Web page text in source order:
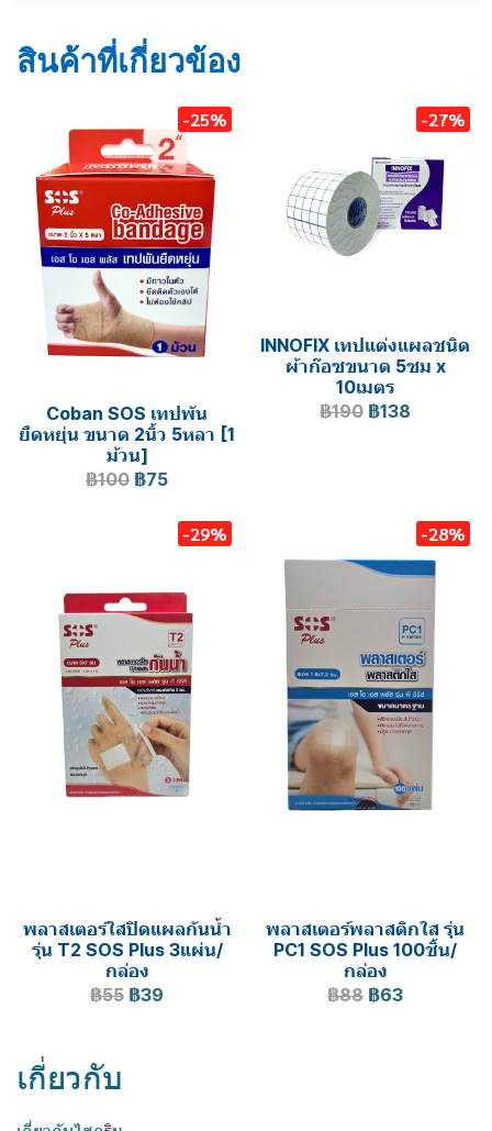
สินค้าที่เกี่ยวข้อง
-25%
Coban SOS เทปพัน
ยืดหยุ่น ขนาด 2นิ้ว 5หลา [1
ม้วน]
฿100 ฿75
-27%
INNOFIX เทปแต่งแผลชนิด
ผ้าก๊อซขนาด 5ซม x
10เมตร
฿190 ฿138
-29%
พลาสเตอร์ใสปิดแผลกันน้ำ
รุ่น T2 SOS Plus 3แผ่น/
กล่อง
฿55 ฿39
-28%
พลาสเตอร์พลาสติกใส รุุ่น
PC1 SOS Plus 100ชิ้น/
กล่อง
฿88 ฿63
เกี่ยวกับ